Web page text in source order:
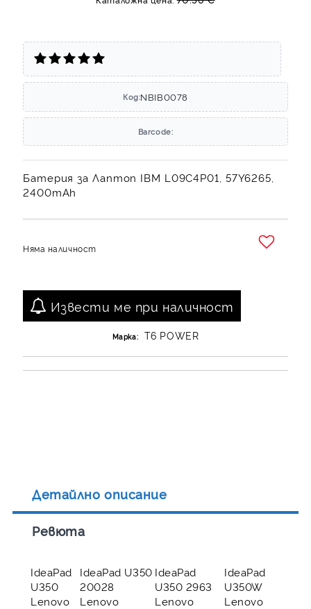
Код:NBIB0078
Barcode:
Батерия за Лаптоп IBM L09C4P01, 57Y6265,
2400mAh
Няма наличност
Извести ме при наличност
Марка: T6 POWER
Детайлно описание
Ревюта
IdeaPad
U350
Lenovo
IdeaPad U350
20028
Lenovo
IdeaPad
U350 2963
Lenovo
IdeaPad
U350W
Lenovo